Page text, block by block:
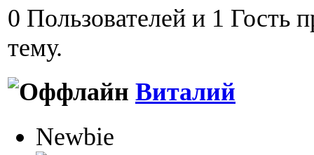
0 Пользователей и 1 Гость
тему.
Виталий
Newbie